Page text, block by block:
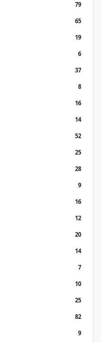
79
65
19
6
37
8
16
14
52
25
28
9
16
12
20
14
7
10
25
82
9